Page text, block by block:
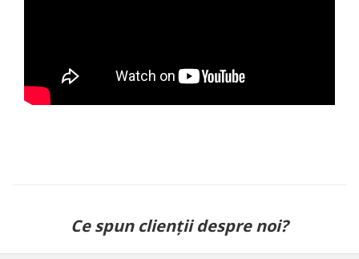
Ce spun clienții despre noi?